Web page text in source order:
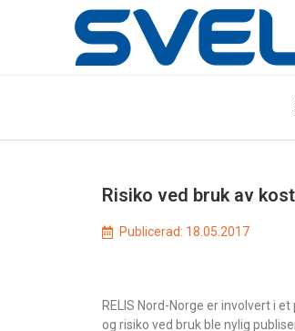
Risiko ved bruk av
Publicerad: 18.05.2017
RELIS Nord-Norge er involvert i
og risiko ved bruk ble nylig